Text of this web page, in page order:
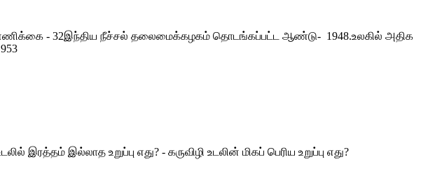
- 32இந்திய நீச்சல் தலைமைக்கழகம் தொடங்கப்பட்ட ஆண்டு- 1948.உலகில் அதிக
இல்லாத உறுப்பு எது? - கருவிழி உடலின் மிகப் பெரிய உறுப்பு எது?